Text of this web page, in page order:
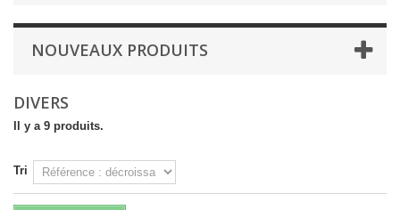
NOUVEAUX PRODUITS
DIVERS
Il y a 9 produits.
Tri